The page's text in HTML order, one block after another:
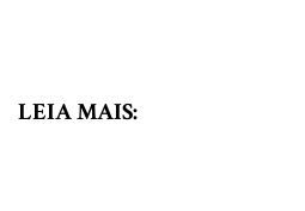
LEIA MAIS: